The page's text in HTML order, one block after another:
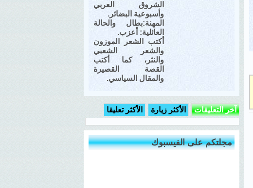
الشروق العربي
وأسبوعية البضائر.
المهنة:بطال والحالة
العائلية: أعزب.
أكتب الشعر الموزون
والشعر الشعبي
والنثر، كما أكتب
القصة القصيرة
والمقال السياسي.
آخر التعليقات الأكثر زيارة الأكثر تعليقا
مجلتكم على الفيسبوك